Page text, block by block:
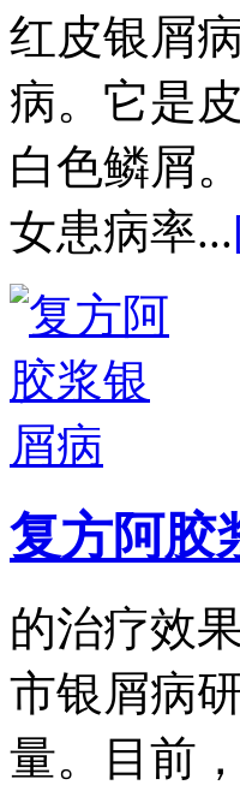
红皮银屑
病。它是
白色鳞屑
女患病率...
复方阿胶
的治疗效
市银屑病
量。目前